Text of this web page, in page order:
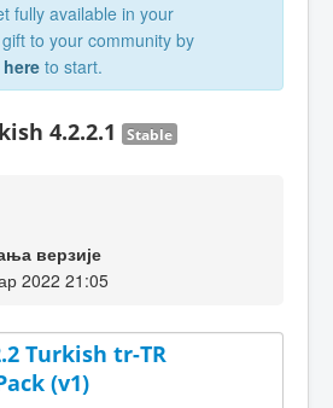
fully available in your
to your community by
here to start.
4.2.2.1 Stable
верзије
2022 21:05
Turkish tr-TR
(v1)